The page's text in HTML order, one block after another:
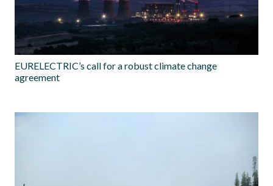
EURELECTRIC’s call for a robust climate change
agreement